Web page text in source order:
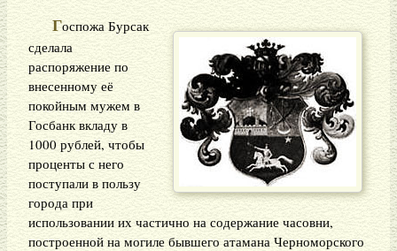
Госпожа Бурсак
сделала
распоряжение по
внесенному её
покойным мужем в
Госбанк вкладу в
1000 рублей, чтобы
проценты с него
поступали в пользу
города при
использовании их частично на содержание часовни,
построенной на могиле бывшего атамана Черноморского